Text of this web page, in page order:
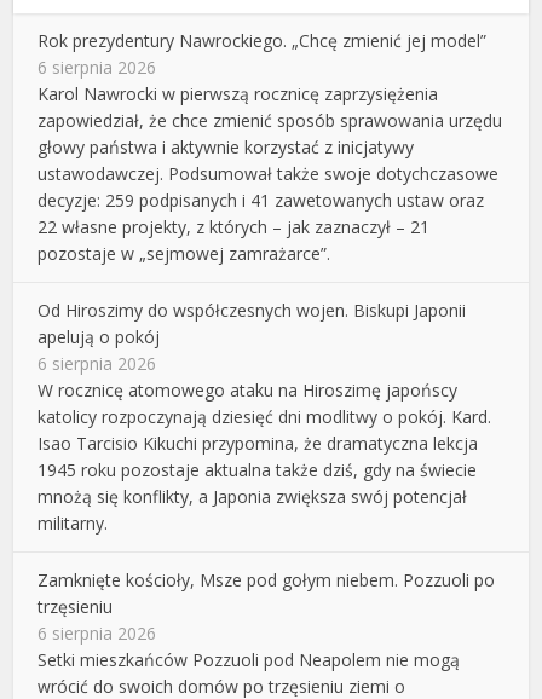
Rok prezydentury Nawrockiego. „Chcę zmienić jej model”
6 sierpnia 2026
Karol Nawrocki w pierwszą rocznicę zaprzysiężenia
zapowiedział, że chce zmienić sposób sprawowania urzędu
głowy państwa i aktywnie korzystać z inicjatywy
ustawodawczej. Podsumował także swoje dotychczasowe
decyzje: 259 podpisanych i 41 zawetowanych ustaw oraz
22 własne projekty, z których – jak zaznaczył – 21
pozostaje w „sejmowej zamrażarce”.
Od Hiroszimy do współczesnych wojen. Biskupi Japonii
apelują o pokój
6 sierpnia 2026
W rocznicę atomowego ataku na Hiroszimę japońscy
katolicy rozpoczynają dziesięć dni modlitwy o pokój. Kard.
Isao Tarcisio Kikuchi przypomina, że dramatyczna lekcja
1945 roku pozostaje aktualna także dziś, gdy na świecie
mnożą się konflikty, a Japonia zwiększa swój potencjał
militarny.
Zamknięte kościoły, Msze pod gołym niebem. Pozzuoli po
trzęsieniu
6 sierpnia 2026
Setki mieszkańców Pozzuoli pod Neapolem nie mogą
wrócić do swoich domów po trzęsieniu ziemi o